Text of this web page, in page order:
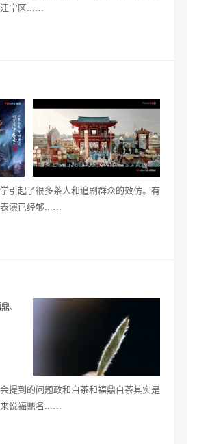
江宁区...…
引起了很多茶人和追剧群众的效仿。有
表演已经够...…
提到的问题政和白茶和福鼎白茶其实是
来说福鼎名...…